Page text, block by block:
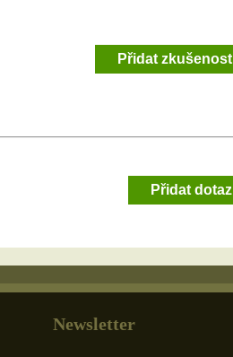
Přidat zkušenost
Přidat dotaz
Newsletter